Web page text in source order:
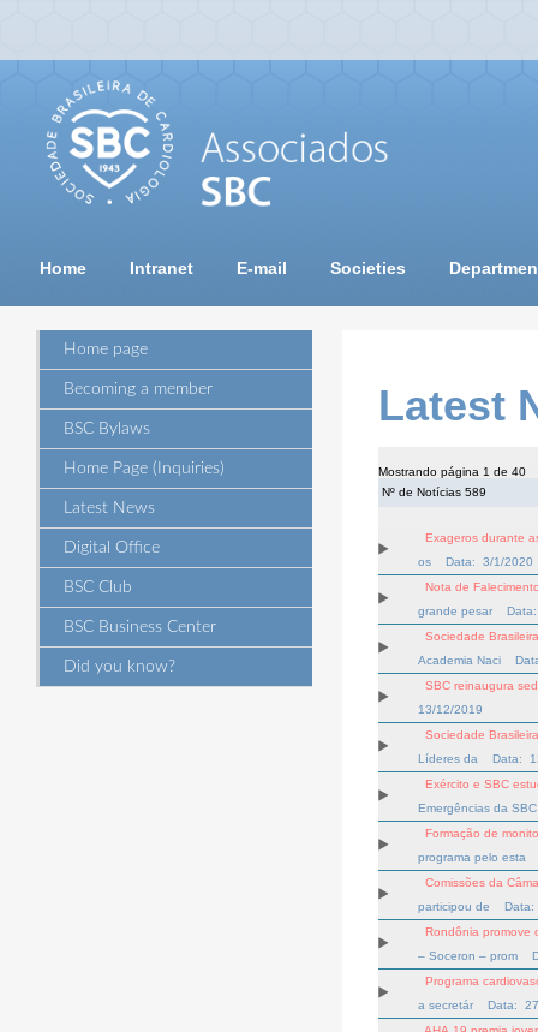
Home Intranet E-mail Societies
Home page
Becoming a member
BSC Bylaws
Home Page (Inquiries)
Latest News
Digital Office
BSC Club
BSC Business Center
Did you know?
Latest
Mostrando página 1 de 40
Nº de Notícias 589
Exageros durante
os
Data: 3/1/2020
Nota de
grande pesar
Sociedade
Academia Naci
SBC reinaugura
13/12/2019
Sociedade
Líderes da
Data:
Exército e SBC
Emergências da
Formação de
programa pelo esta
Comissões da
participou de
Rondônia promove
– Soceron – prom
Programa
a secretár
Data: